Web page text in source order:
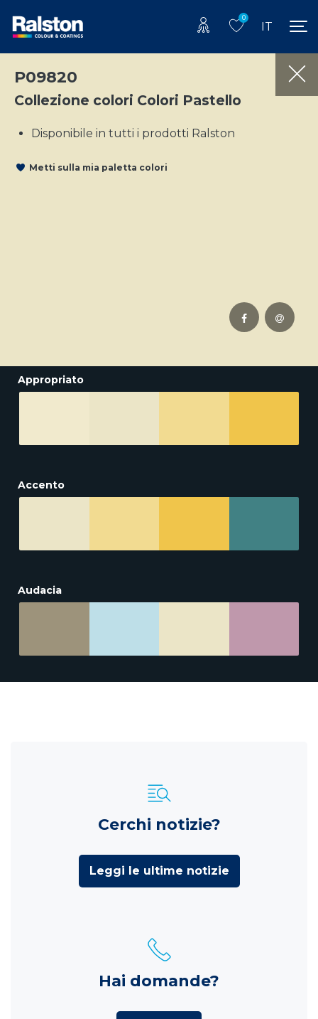
0
IT
P09820
Collezione colori Colori Pastello
Disponibile in tutti i prodotti Ralston
Metti sulla mia paletta colori
Appropriato
Accento
Audacia
Cerchi notizie?
Leggi le ultime notizie
Hai domande?